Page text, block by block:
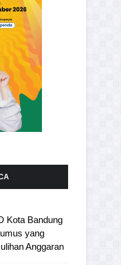
Kota Bandung
yang
Anggaran